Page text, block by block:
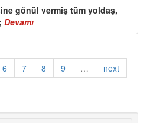
gönül vermiş tüm yoldaş,
Devamı
Türkiye
Partisi
Kongresi
Kalmıştık?”
6 7 8 9 …
next